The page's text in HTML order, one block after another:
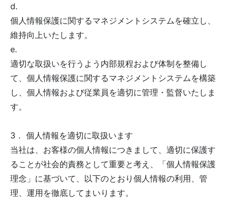
d.
個人情報保護に関するマネジメントシステムを確立し、
維持向上いたします。
e.
適切な取扱いを行うよう内部規程および体制を整備し
て、個人情報保護に関するマネジメントシステムを構築
し、個人情報および従業員を適切に管理・監督いたしま
す。
3． 個人情報を適切に取扱います
当社は、お客様の個人情報につきまして、適切に保護す
ることが社会的責務として重要と考え、「個人情報保護
理念」に基づいて、以下のとおり個人情報の利用、管
理、運用を徹底してまいります。